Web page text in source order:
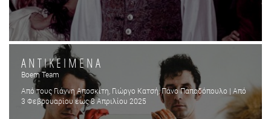
Α Ν Τ Ι Κ Ε Ι Μ Ε Ν Α
Boem Team
Από τους Γιάννη Αποσκίτη, Γιώργο Κατσή, Πάνο Παπαδόπουλο | Από
3 Φεβρουαρίου έως 8 Απριλίου 2025